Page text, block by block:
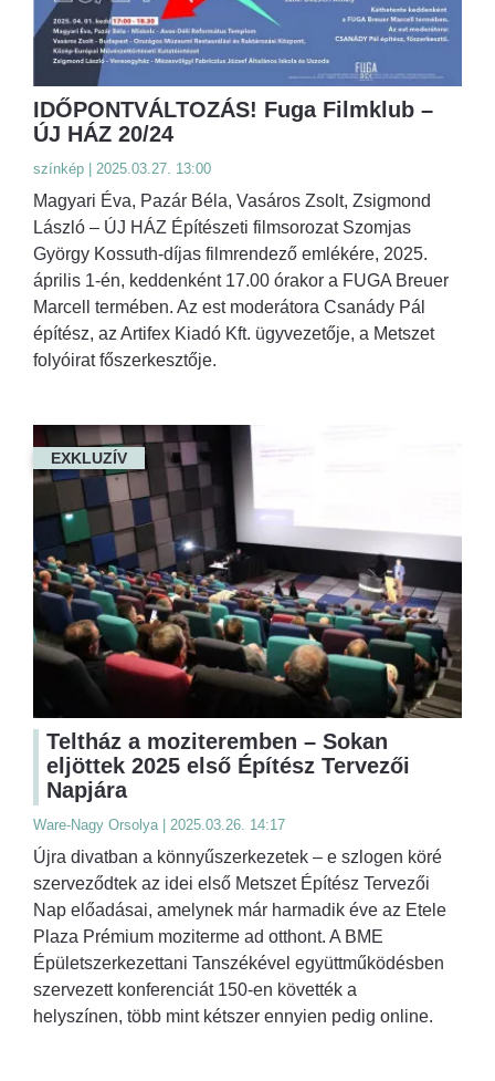
IDŐPONTVÁLTOZÁS! Fuga Filmklub –
ÚJ HÁZ 20/24
színkép | 2025.03.27. 13:00
Magyari Éva, Pazár Béla, Vasáros Zsolt, Zsigmond
László – ÚJ HÁZ Építészeti filmsorozat Szomjas
György Kossuth-díjas filmrendező emlékére, 2025.
április 1-én, keddenként 17.00 órakor a FUGA Breuer
Marcell termében. Az est moderátora Csanády Pál
építész, az Artifex Kiadó Kft. ügyvezetője, a Metszet
folyóirat főszerkesztője.
EXKLUZÍV
Teltház a moziteremben – Sokan
eljöttek 2025 első Építész Tervezői
Napjára
Ware-Nagy Orsolya | 2025.03.26. 14:17
Újra divatban a könnyűszerkezetek – e szlogen köré
szerveződtek az idei első Metszet Építész Tervezői
Nap előadásai, amelynek már harmadik éve az Etele
Plaza Prémium moziterme ad otthont. A BME
Épületszerkezettani Tanszékével együttműködésben
szervezett konferenciát 150-en követték a
helyszínen, több mint kétszer ennyien pedig online.